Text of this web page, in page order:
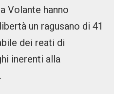
Volante hanno
un ragusano di 41
dei reati di
inerenti alla